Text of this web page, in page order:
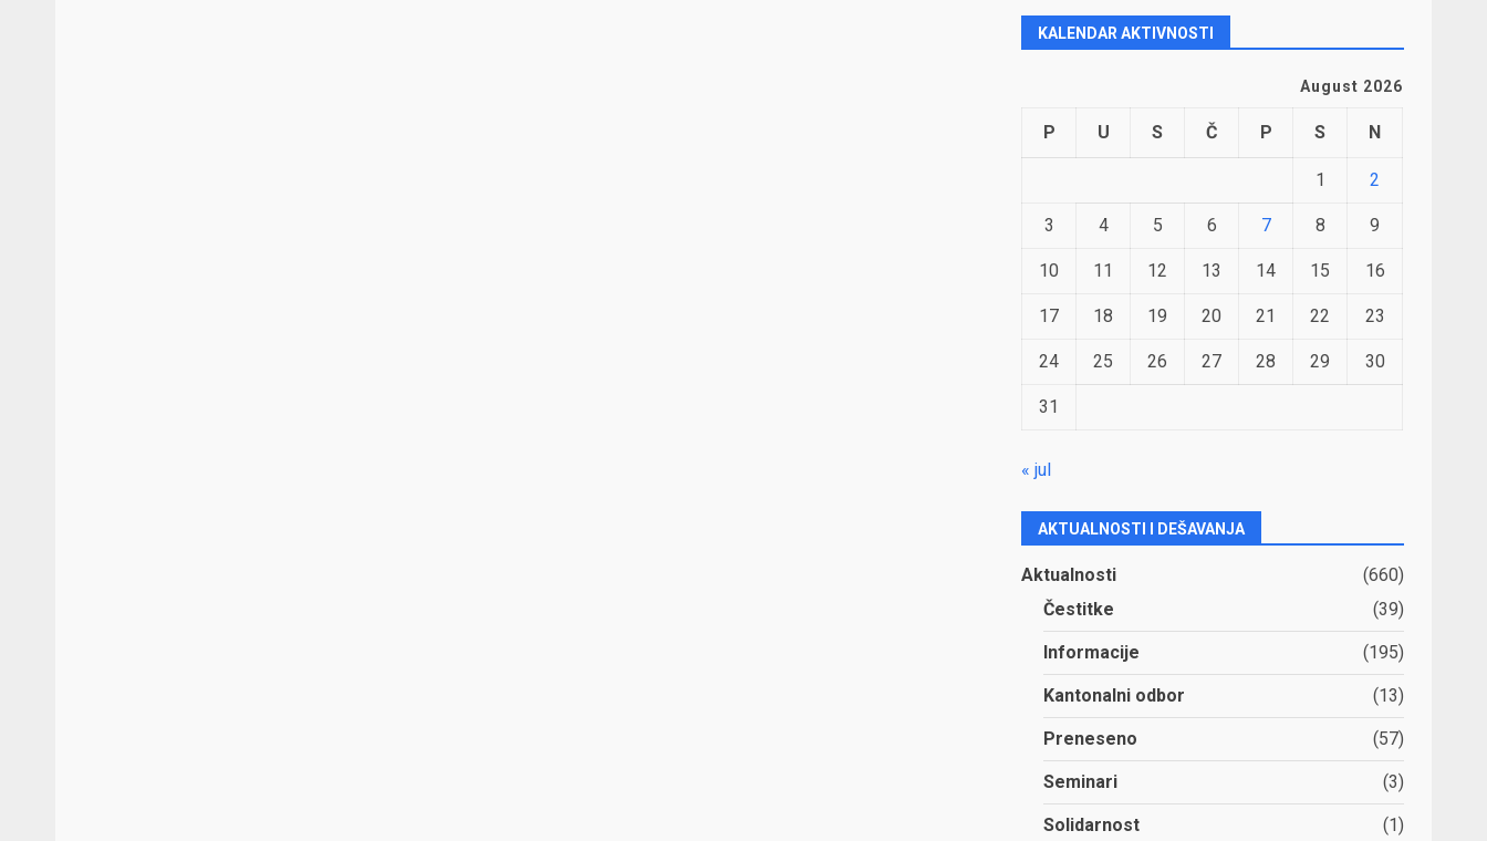
KALENDAR AKTIVNOSTI
August 2026
P U S Č P S N
1 2
3 4 5 6 7 8 9
10 11 12 13 14 15 16
17 18 19 20 21 22 23
24 25 26 27 28 29 30
31
« jul
AKTUALNOSTI I DEŠAVANJA
Aktualnosti
(660)
Čestitke
(39)
Informacije (195)
Kantonalni odbor (13)
Preneseno (57)
Seminari (3)
Solidarnost (1)